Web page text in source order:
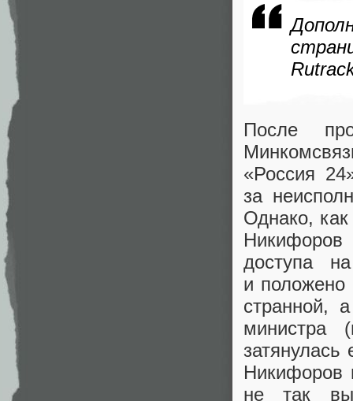
После
«Россия
за
Однако,
доступа
и положено
странной,
министра
(
Никифоров
не так